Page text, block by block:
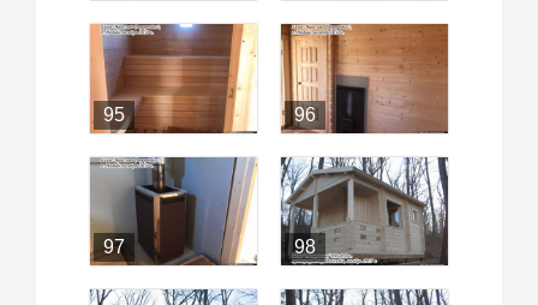
95 96
97 98